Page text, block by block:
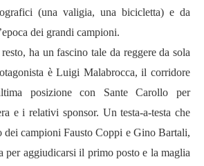
(una valigia, una bicicletta) e da
dei grandi campioni.
ha un fascino tale da reggere da sola
è Luigi Malabrocca, il corridore
posizione con Sante Carollo per
e i relativi sponsor. Un testa-a-testa che
dei campioni Fausto Coppi e Gino Bartali,
per aggiudicarsi il primo posto e la maglia